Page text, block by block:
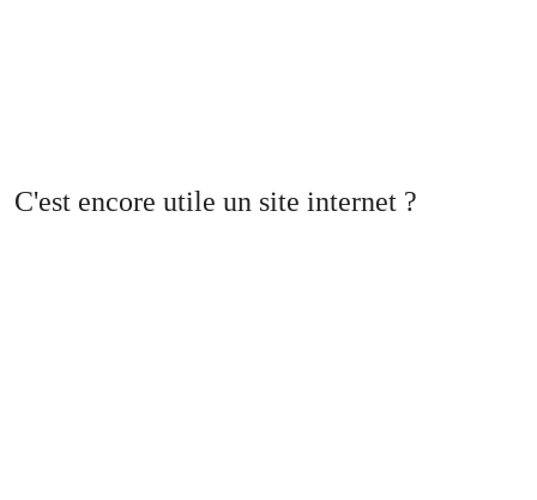
C'est encore utile un site internet ?